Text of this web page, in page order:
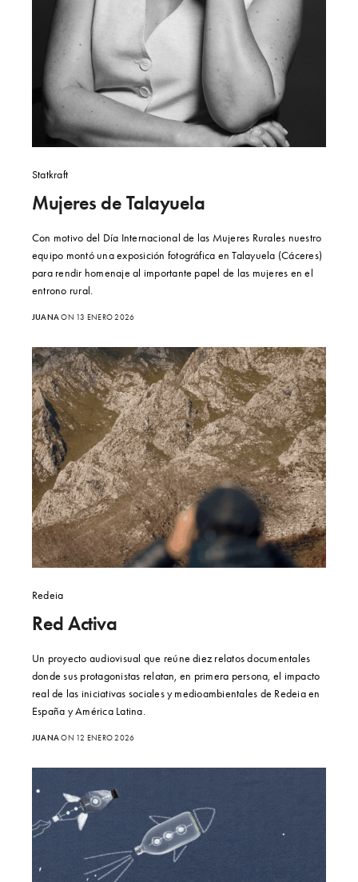
Statkraft
Mujeres de Talayuela
Con motivo del Día Internacional de las Mujeres Rurales nuestro
equipo montó una exposición fotográfica en Talayuela (Cáceres)
para rendir homenaje al importante papel de las mujeres en el
entrono rural.
JUANAON 13 ENERO 2026
Redeia
Red Activa
Un proyecto audiovisual que reúne diez relatos documentales
donde sus protagonistas relatan, en primera persona, el impacto
real de las iniciativas sociales y medioambientales de Redeia en
España y América Latina.
JUANAON 12 ENERO 2026